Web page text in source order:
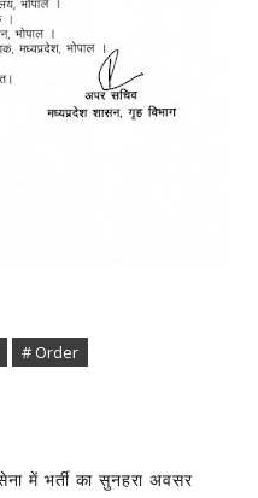
# Order
में भर्ती का सुनहरा अवसर